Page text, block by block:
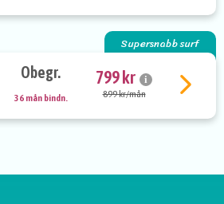
Supersnabb surf
Obegr.
36 mån bindn.
799 kr i
899 kr/mån